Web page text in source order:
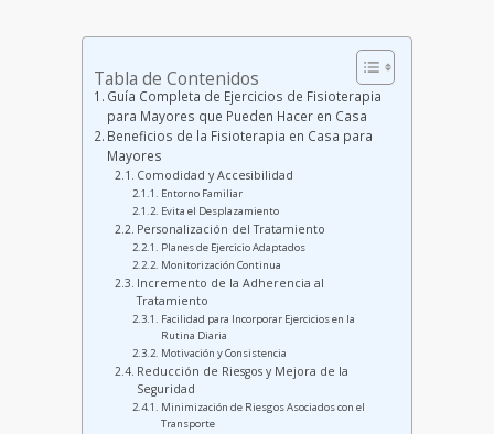
Tabla de Contenidos
Guía Completa de Ejercicios de Fisioterapia
para Mayores que Pueden Hacer en Casa
Beneficios de la Fisioterapia en Casa para
Mayores
Comodidad y Accesibilidad
Entorno Familiar
Evita el Desplazamiento
Personalización del Tratamiento
Planes de Ejercicio Adaptados
Monitorización Continua
Incremento de la Adherencia al
Tratamiento
Facilidad para Incorporar Ejercicios en la
Rutina Diaria
Motivación y Consistencia
Reducción de Riesgos y Mejora de la
Seguridad
Minimización de Riesgos Asociados con el
Transporte